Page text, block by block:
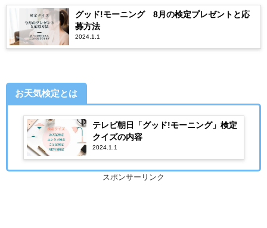
グッド!モーニング 8月の検定プレゼントと応
募方法
2024.1.1
お天気検定とは
テレビ朝日「グッド!モーニング」検定
クイズの内容
2024.1.1
スポンサーリンク